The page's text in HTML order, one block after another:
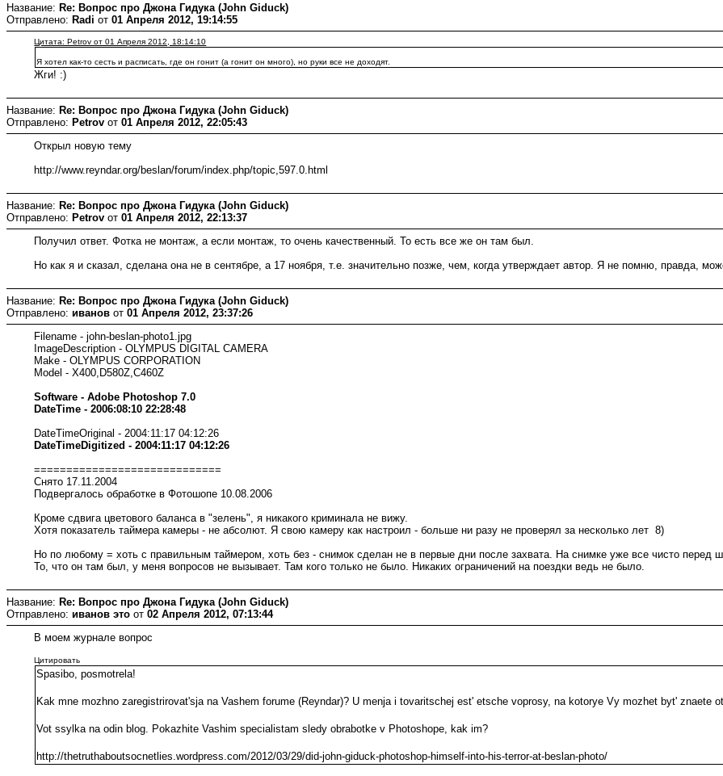
Название: Re: Вопрос про Джона Гидука (John Giduck)
Отправлено: Radi от 01 Апреля 2012, 19:14:55
Цитата: Petrov от 01 Апреля 2012, 18:14:10
Я хотел как-то сесть и расписать, где он гонит (а гонит он много), но руки все не доходят.
Жги! :)
Название: Re: Вопрос про Джона Гидука (John Giduck)
Отправлено: Petrov от 01 Апреля 2012, 22:05:43
Открыл новую тему
http://www.reyndar.org/beslan/forum/index.php/topic,597.0.html
Название: Re: Вопрос про Джона Гидука (John Giduck)
Отправлено: Petrov от 01 Апреля 2012, 22:13:37
Получил ответ. Фотка не монтаж, а если монтаж, то очень качественный. То есть все же он там был.
Но как я и сказал, сделана она не в сентябре, а 17 ноября, т.е. значительно позже, чем, когда утверждает автор. Я не помню, правда,
Название: Re: Вопрос про Джона Гидука (John Giduck)
Отправлено: иванов от 01 Апреля 2012, 23:37:26
Filename - john-beslan-photo1.jpg
ImageDescription - OLYMPUS DIGITAL CAMERA
Make - OLYMPUS CORPORATION
Model - X400,D580Z,C460Z
Software - Adobe Photoshop 7.0
DateTime - 2006:08:10 22:28:48
DateTimeOriginal - 2004:11:17 04:12:26
DateTimeDigitized - 2004:11:17 04:12:26
=============================
Снято 17.11.2004
Подвергалось обработке в Фотошопе 10.08.2006
Кроме сдвига цветового баланса в "зелень", я никакого криминала не вижу.
Хотя показатель таймера камеры - не абсолют. Я свою камеру как настроил - больше ни разу не проверял за несколько лет 8)
Но по любому = хоть с правильным таймером, хоть без - снимок сделан не в первые дни после захвата. На снимке уже все чисто перед
То, что он там был, у меня вопросов не вызывает. Там кого только не было. Никаких ограничений на поездки ведь не было.
Название: Re: Вопрос про Джона Гидука (John Giduck)
Отправлено: иванов это от 02 Апреля 2012, 07:13:44
В моем журнале вопрос
Цитировать
Spasibo, posmotrela!
Kak mne mozhno zaregistrirovat'sja na Vashem forume (Reyndar)? U menja i tovaritschej est' etsche voprosy, na kotorye Vy mozhet byt' znaete
Vot ssylka na odin blog. Pokazhite Vashim specialistam sledy obrabotke v Photoshope, kak im?
http://thetruthaboutsocnetlies.wordpress.com/2012/03/29/did-john-giduck-photoshop-himself-into-his-terror-at-beslan-photo/